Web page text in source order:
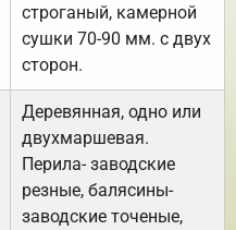
строганый, камерной
сушки 70-90 мм. с двух
сторон.
Деревянная, одно или
двухмаршевая.
Перила- заводские
резные, балясины-
заводские точеные,